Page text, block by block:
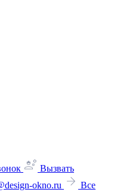
Вызвать
okno.ru
Все